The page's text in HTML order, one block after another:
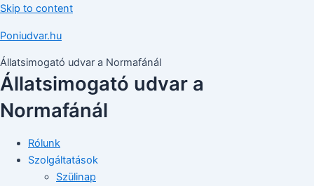
Skip to content
Poniudvar.hu
Állatsimogató udvar a Normafánál
Állatsimogató udvar a
Normafánál
Rólunk
Szolgáltatások
Szülinap